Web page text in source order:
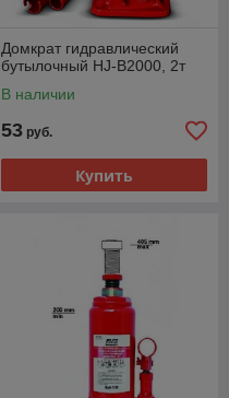
Домкрат гидравлический
бутылочный HJ-B2000, 2т
В наличии
53 руб.
Купить